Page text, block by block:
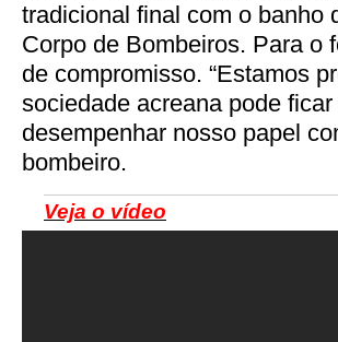
tradicional final com o banho
Corpo de Bombeiros. Para o
de compromisso. “Estamos
sociedade acreana pode
desempenhar nosso papel
bombeiro.
Veja o vídeo